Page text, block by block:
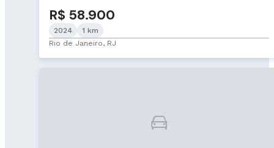
R$ 58.900
2024
1 km
Rio de Janeiro, RJ